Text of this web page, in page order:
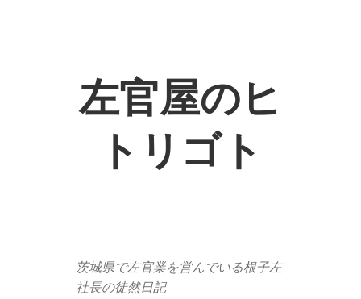
左官屋のヒ
トリゴト
茨城県で左官業を営んでいる根子左
社長の徒然日記